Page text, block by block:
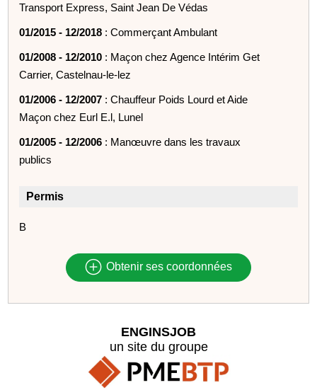
Transport Express, Saint Jean De Védas
01/2015 - 12/2018 : Commerçant Ambulant
01/2008 - 12/2010 : Maçon chez Agence Intérim Get
Carrier, Castelnau-le-lez
01/2006 - 12/2007 : Chauffeur Poids Lourd et Aide
Maçon chez Eurl E.l, Lunel
01/2005 - 12/2006 : Manœuvre dans les travaux
publics
Permis
B
Obtenir ses coordonnées
ENGINSJOB
un site du groupe